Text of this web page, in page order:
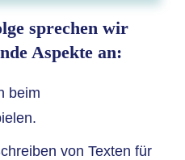
sprechen wir
Aspekte an:
beim
von Texten für